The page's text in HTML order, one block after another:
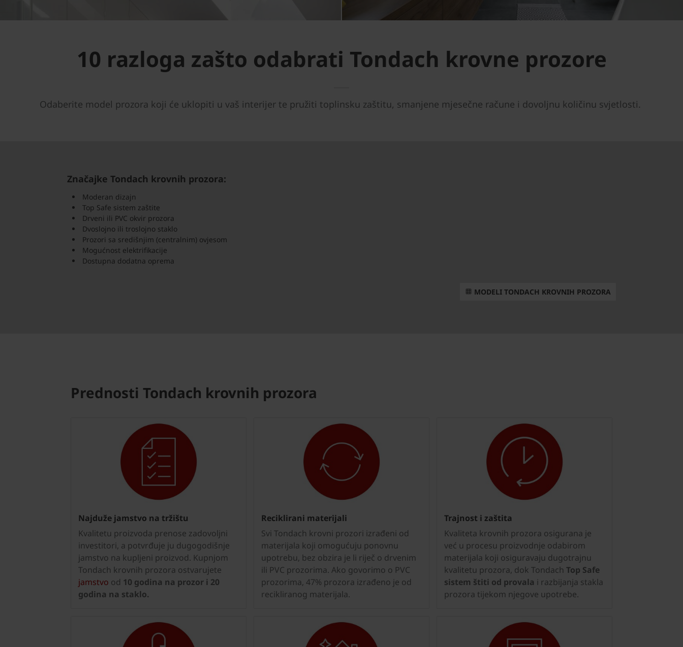
10 razloga zašto odabrati Tondach krovne prozore
Odaberite model prozora koji će uklopiti u vaš interijer te pružiti toplinsku zaštitu, smanjene mjesečne račune i dovoljnu količinu svjetlosti.
Značajke Tondach krovnih prozora:
Moderan dizajn
Top Safe sistem zaštite
Drveni ili PVC okvir prozora
Dvoslojno ili troslojno staklo
Prozori sa središnjim (centralnim) ovjesom
Mogućnost elektrifikacije
Dostupna dodatna oprema
MODELI TONDACH KROVNIH PROZORA
Prednosti Tondach krovnih prozora
Najduže jamstvo na tržištu
Kvalitetu proizvoda prenose zadovoljni
investitori, a potvrđuje ju dugogodišnje
jamstvo na kupljeni proizvod. Kupnjom
Tondach krovnih prozora ostvarujete
jamstvo od 10 godina na prozor i 20
godina na staklo.
Reciklirani materijali
Svi Tondach krovni prozori izrađeni od
materijala koji omogućuju ponovnu
upotrebu, bez obzira je li riječ o drvenim
ili PVC prozorima. Ako govorimo o PVC
prozorima, 47% prozora izrađeno je od
recikliranog materijala.
Trajnost i zaštita
Kvaliteta krovnih prozora osigurana je
već u procesu proizvodnje odabirom
materijala koji osiguravaju dugotrajnu
kvalitetu prozora, dok TondachTop Safe
sistem štiti od provala i razbijanja stakla
prozora tijekom njegove upotrebe.